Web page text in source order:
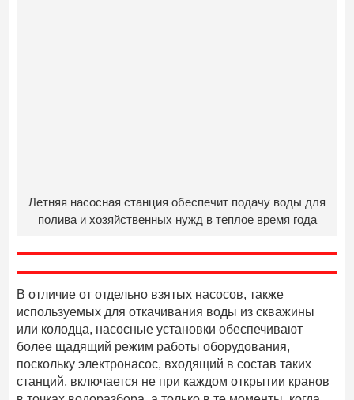
Летняя насосная станция обеспечит подачу воды для
полива и хозяйственных нужд в теплое время года
В отличие от отдельно взятых насосов, также
используемых для откачивания воды из скважины
или колодца, насосные установки обеспечивают
более щадящий режим работы оборудования,
поскольку электронасос, входящий в состав таких
станций, включается не при каждом открытии кранов